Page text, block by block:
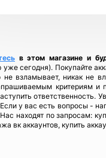
в этом магазине и
сегодня). Покупайте
не взламывает, никак не
критериям и
ответственность.
у вас есть вопросы -
находят по запросам:
вк аккаунтов, купить